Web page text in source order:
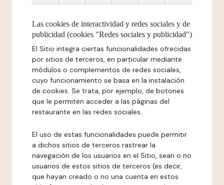
Las cookies de interactividad y redes sociales y de
publicidad (cookies "Redes sociales y publicidad")
El Sitio integra ciertas funcionalidades ofrecidas
por sitios de terceros, en particular mediante
módulos o complementos de redes sociales,
cuyo funcionamiento se basa en la instalación
de cookies. Se trata, por ejemplo, de botones
que le permiten acceder a las páginas del
restaurante en las redes sociales.
El uso de estas funcionalidades puede permitir
a dichos sitios de terceros rastrear la
navegación de los usuarios en el Sitio, sean o no
usuarios de estos sitios de terceros (es decir,
que hayan creado o no una cuenta en estos